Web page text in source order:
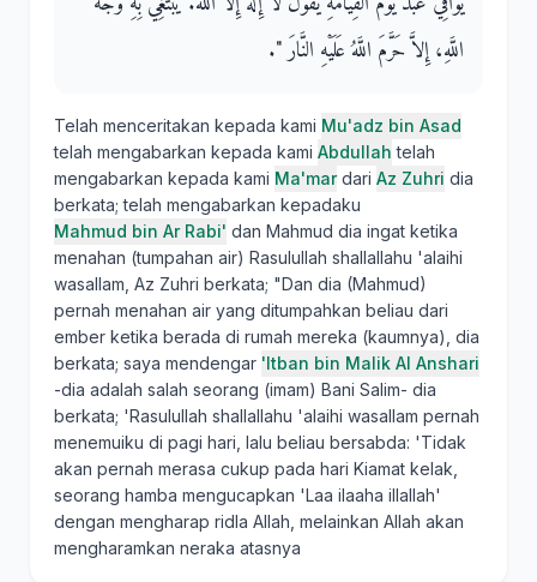
اللَّهِ، إِلاَّ حَرَّمَ اللَّهُ عَلَيْهِ النَّارَ ‏"‏‏.‏
Telah menceritakan kepada kami Mu'adz bin Asad
telah mengabarkan kepada kami Abdullah telah
mengabarkan kepada kami Ma'mardari Az Zuhri dia
berkata; telah mengabarkan kepadaku
Mahmud bin Ar Rabi' dan Mahmud dia ingat ketika
menahan (tumpahan air) Rasulullah shallallahu 'alaihi
wasallam, Az Zuhri berkata; "Dan dia (Mahmud)
pernah menahan air yang ditumpahkan beliau dari
ember ketika berada di rumah mereka (kaumnya), dia
berkata; saya mendengar 'Itban bin Malik Al Anshari
-dia adalah salah seorang (imam) Bani Salim- dia
berkata; 'Rasulullah shallallahu 'alaihi wasallam pernah
menemuiku di pagi hari, lalu beliau bersabda: 'Tidak
akan pernah merasa cukup pada hari Kiamat kelak,
seorang hamba mengucapkan 'Laa ilaaha illallah'
dengan mengharap ridla Allah, melainkan Allah akan
mengharamkan neraka atasnya